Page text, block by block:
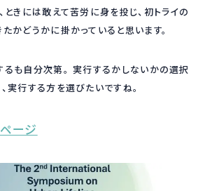
webカタログ
ときには敢えて苦労に身を投じ、初トライの
かどうかに掛かっていると思います。
るも自分次第。 実行するかしないかの選択
実行する方を選びたいですね。
ージ